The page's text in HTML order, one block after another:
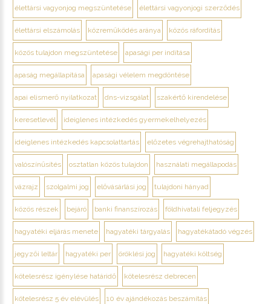
élettársi vagyonjog megszüntetése élettársi vagyonjogi szerződés
élettársi elszámolás közreműködés aránya közös ráfordítás
közös tulajdon megszüntetése apasági per indítása
apaság megállapítása apasági vélelem megdöntése
apai elismerő nyilatkozat dns-vizsgálat szakértő kirendelése
keresetlevél ideiglenes intézkedés gyermekelhelyezés
ideiglenes intézkedés kapcsolattartás előzetes végrehajthatóság
valószínűsítés osztatlan közös tulajdon használati megállapodás
vázrajz szolgalmi jog elővásárlási jog tulajdoni hányad
közös részek bejáró banki finanszírozás földhivatali feljegyzés
hagyatéki eljárás menete hagyatéki tárgyalás hagyatékátadó végzés
jegyzői leltár hagyatéki per öröklési jog hagyatéki költség
kötelesrész igénylése határidő kötelesrész debrecen
kötelesrész 5 év elévülés 10 év ajándékozás beszámítás